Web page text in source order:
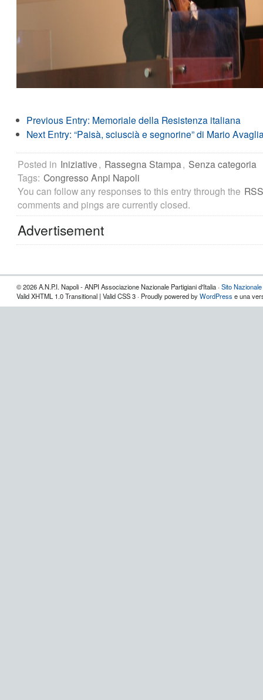
Previous Entry: Memoriale della Resistenza italiana
Next Entry: “Paisà, sciuscià e segnorine” di Mario
Posted in Iniziative, Rassegna Stampa, Senza categoria
Tags: Congresso Anpi Napoli
You can follow any responses to this entry through the
comments and pings are currently closed.
Advertisement
© 2026 A.N.P.I. Napoli - ANPI Associazione Nazionale Partigiani d'Italia · Sito Nazionale
Valid XHTML 1.0 Transitional | Valid CSS 3 · Proudly powered byWordPress e una